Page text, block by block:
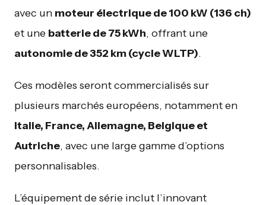
avec un moteur électrique de 100 kW (136 ch)
et une batterie de 75 kWh, offrant une
autonomie de 352 km (cycle WLTP).
Ces modèles seront commercialisés sur
plusieurs marchés européens, notamment en
Italie, France, Allemagne, Belgique et
Autriche, avec une large gamme d’options
personnalisables.
L’équipement de série inclut l’innovant